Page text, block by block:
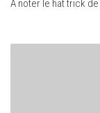
A noter le hat trick